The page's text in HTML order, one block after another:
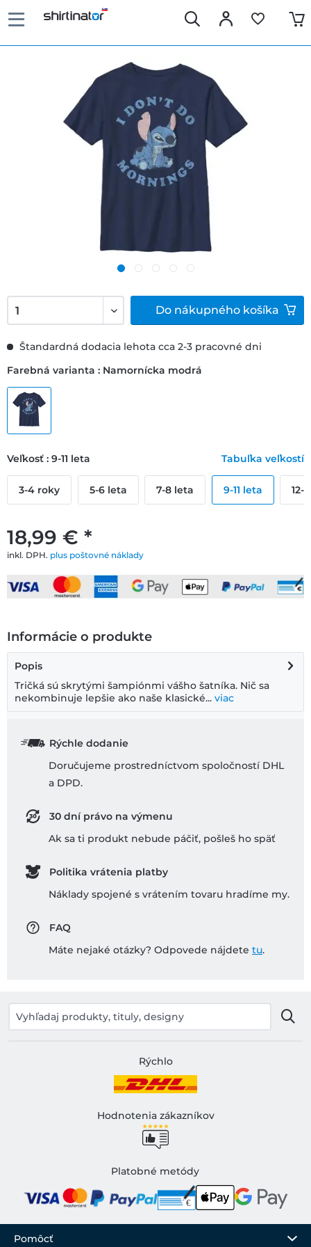
18,99 € *
inkl. DPH. plus poštovné náklady
Štandardná dodacia lehota cca 2-3 pracovné dni
Farebná varianta : Namornícka modrá
Veľkosť : 9-11 leta Tabuľka veľkostí
3-4 roky 5-6 leta 7-8 leta 9-11 leta 12-
Do nákupného košíka
Informácie o produkte
Popis
Tričká sú skrytými šampiónmi vášho šatníka. Nič sa
nekombinuje lepšie ako naše klasické... viac
Rýchle dodanie
Doručujeme prostredníctvom spoločností DHL
a DPD.
30 dní právo na výmenu
Ak sa ti produkt nebude páčiť, pošleš ho späť
Politika vrátenia platby
Náklady spojené s vrátením tovaru hradíme my.
FAQ
Máte nejaké otázky? Odpovede nájdete tu.
Rýchlo
Hodnotenia zákazníkov
Platobné metódy
Pomôcť